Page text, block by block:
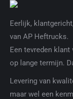
Eerlijk,
van AP Heftrucks.
Een tevreden
op lange termijn.
Levering van
maar wel een